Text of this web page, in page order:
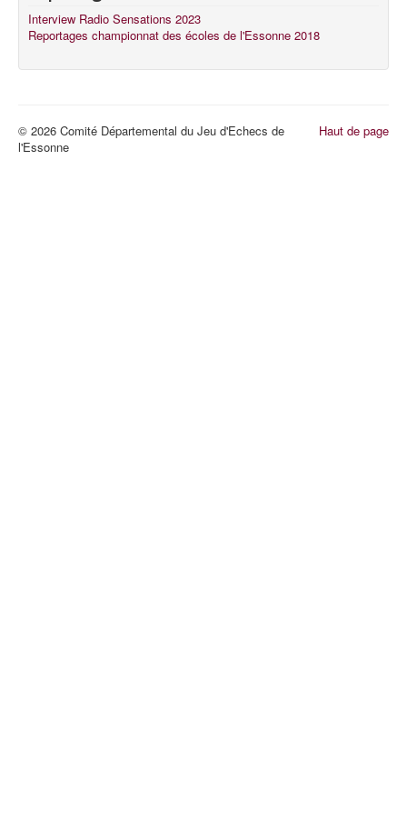
Interview Radio Sensations 2023
Reportages championnat des écoles de l'Essonne 2018
Haut de page
© 2026 Comité Départemental du Jeu d'Echecs de
l'Essonne